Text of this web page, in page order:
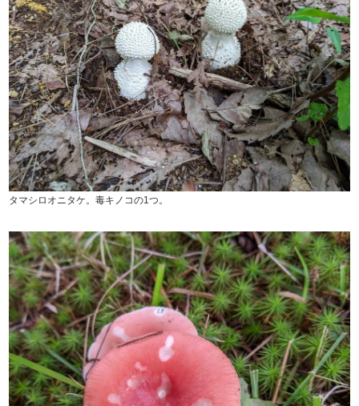
タマシロオニタケ。毒キノコの1つ。